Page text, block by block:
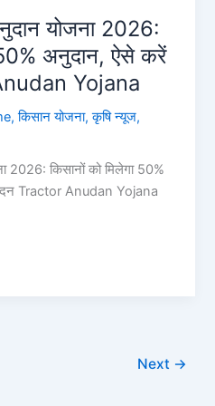
योजना 2026:
अनुदान, ऐसे करें
Yojana
,किसान योजना,कृषि न्यूज,
2026: किसानों को मिलेगा 50%
Tractor Anudan Yojana
Next →